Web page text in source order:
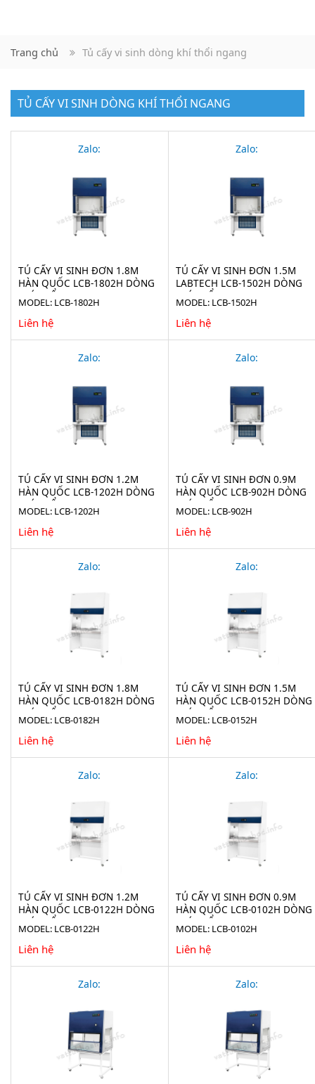
Trang chủ Tủ cấy vi sinh dòng khí thổi ngang
TỦ CẤY VI SINH DÒNG KHÍ THỔI NGANG
Zalo:
TỦ CẤY VI SINH ĐƠN 1.8M
HÀN QUỐC LCB-1802H DÒNG
KHÍ THỔI NGANG
MODEL: LCB-1802H
Liên hệ
Zalo:
TỦ CẤY VI SINH ĐƠN 1.5M
LABTECH LCB-1502H DÒNG
KHÍ THỔI NGANG
MODEL: LCB-1502H
Liên hệ
Zalo:
TỦ CẤY VI SINH ĐƠN 1.2M
HÀN QUỐC LCB-1202H DÒNG
KHÍ THỔI NGANG
MODEL: LCB-1202H
Liên hệ
Zalo:
TỦ CẤY VI SINH ĐƠN 0.9M
HÀN QUỐC LCB-902H DÒNG
KHÍ THỔI NGANG
MODEL: LCB-902H
Liên hệ
Zalo:
TỦ CẤY VI SINH ĐƠN 1.8M
HÀN QUỐC LCB-0182H DÒNG
KHÍ THỔI NGANG
MODEL: LCB-0182H
Liên hệ
Zalo:
TỦ CẤY VI SINH ĐƠN 1.5M
HÀN QUỐC LCB-0152H DÒNG
KHÍ THỔI NGANG
MODEL: LCB-0152H
Liên hệ
Zalo:
TỦ CẤY VI SINH ĐƠN 1.2M
HÀN QUỐC LCB-0122H DÒNG
KHÍ THỔI NGANG
MODEL: LCB-0122H
Liên hệ
Zalo:
TỦ CẤY VI SINH ĐƠN 0.9M
HÀN QUỐC LCB-0102H DÒNG
KHÍ THỔI NGANG
MODEL: LCB-0102H
Liên hệ
Zalo: Zalo: